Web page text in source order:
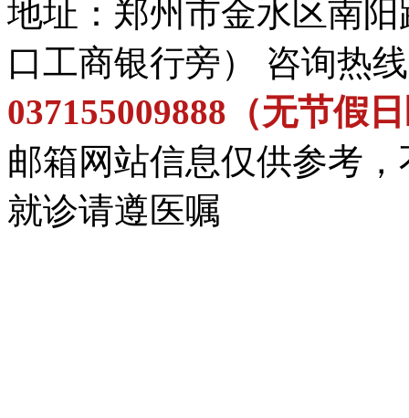
地址：郑州市金水区南
口工商银行旁） 咨询热
037155009888（无节假
邮箱网站信息仅供参考
就诊请遵医嘱